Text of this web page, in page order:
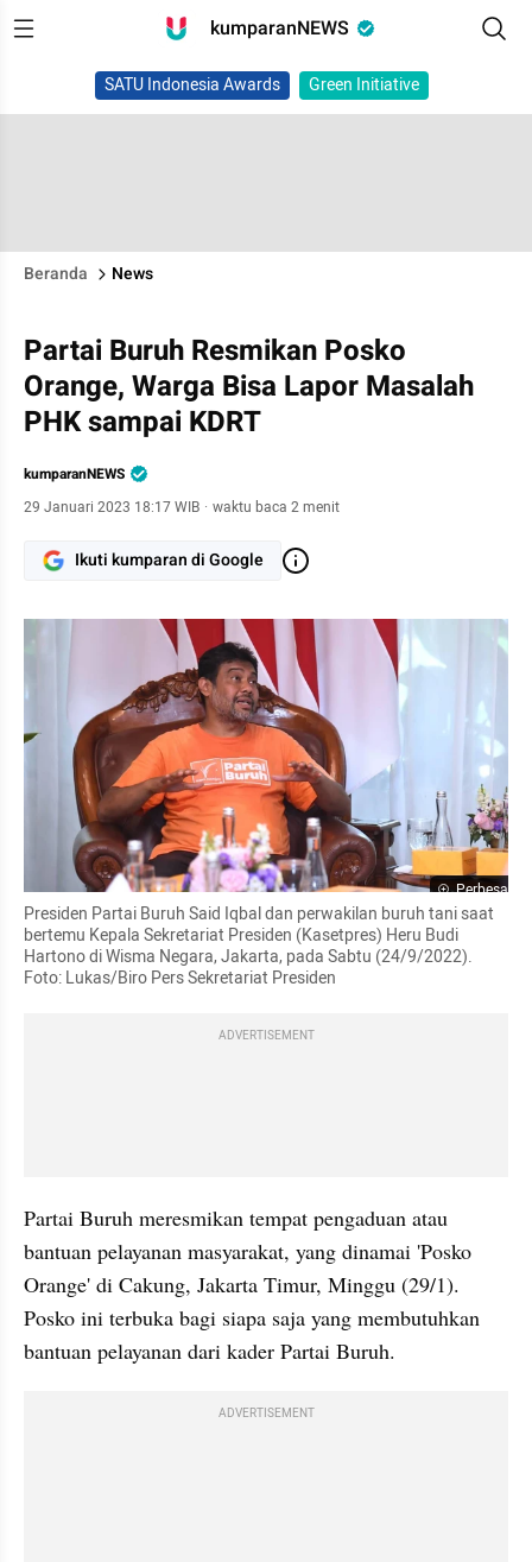
kumparanNEWS
SATU Indonesia Awards Green Initiative
Beranda News
Partai Buruh Resmikan Posko
Orange, Warga Bisa Lapor Masalah
PHK sampai KDRT
kumparanNEWS
29 Januari 2023 18:17 WIB · waktu baca 2 menit
Ikuti kumparan di Google
Perbesar
Presiden Partai Buruh Said Iqbal dan perwakilan buruh tani saat
bertemu Kepala Sekretariat Presiden (Kasetpres) Heru Budi
Hartono di Wisma Negara, Jakarta, pada Sabtu (24/9/2022).
Foto: Lukas/Biro Pers Sekretariat Presiden
ADVERTISEMENT
Partai Buruh meresmikan tempat pengaduan atau
bantuan pelayanan masyarakat, yang dinamai 'Posko
Orange' di Cakung, Jakarta Timur, Minggu (29/1).
Posko ini terbuka bagi siapa saja yang membutuhkan
bantuan pelayanan dari kader Partai Buruh.
ADVERTISEMENT